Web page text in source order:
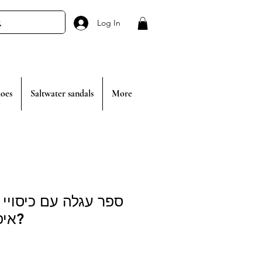
Log In
Saltwater sandals More
ספר עגלה עם
איפה מר כלבלב?